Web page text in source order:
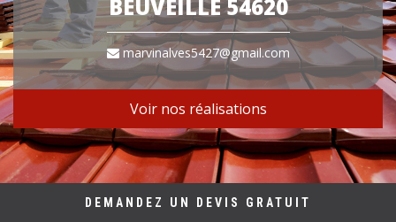
BEUVEILLE 54620
marvinalves5427@gmail.com
Voir nos réalisations
DEMANDEZ UN DEVIS GRATUIT